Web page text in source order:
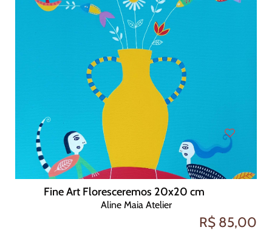
Fine Art Floresceremos 20x20 cm
Aline Maia Atelier
R$ 85,00